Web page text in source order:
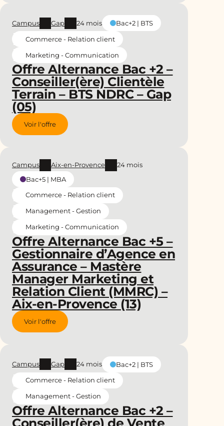
Offre Alternance Bac +2 –
Conseiller(ère) Clientèle
Terrain – BTS NDRC – Gap
(05)
Campus Gap 24 mois
Bac+2 | BTS
Commerce - Relation client
Marketing - Communication
Voir l'offre
Offre Alternance Bac +5 –
Gestionnaire d’Agence en
Assurance – Mastère
Manager Marketing et
Relation Client (MMRC) –
Aix-en-Provence (13)
Campus Aix-en-Provence
24 mois
Bac+5 | MBA
Commerce - Relation client
Management - Gestion
Marketing - Communication
Voir l'offre
Offre Alternance Bac +2 –
Conseiller(ère) de Vente
Campus Gap 24 mois
Bac+2 | BTS
Commerce - Relation client
Management - Gestion